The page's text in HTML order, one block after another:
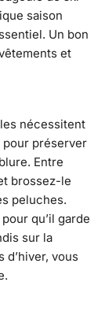
saison
Un bon
et
nécessitent
pour préserver
Entre
brossez-le
peluches.
qu’il garde
sur la
d’hiver, vous